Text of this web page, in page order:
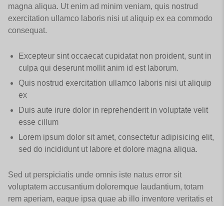
magna aliqua. Ut enim ad minim veniam, quis nostrud
exercitation ullamco laboris nisi ut aliquip ex ea commodo
consequat.
Excepteur sint occaecat cupidatat non proident, sunt in
culpa qui deserunt mollit anim id est laborum.
Quis nostrud exercitation ullamco laboris nisi ut aliquip
ex
Duis aute irure dolor in reprehenderit in voluptate velit
esse cillum
Lorem ipsum dolor sit amet, consectetur adipisicing elit,
sed do incididunt ut labore et dolore magna aliqua.
Sed ut perspiciatis unde omnis iste natus error sit
voluptatem accusantium doloremque laudantium, totam
rem aperiam, eaque ipsa quae ab illo inventore veritatis et